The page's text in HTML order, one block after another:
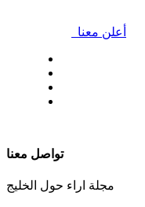
أعلن معنا
تواصل معنا
مجلة اراء حول الخليج